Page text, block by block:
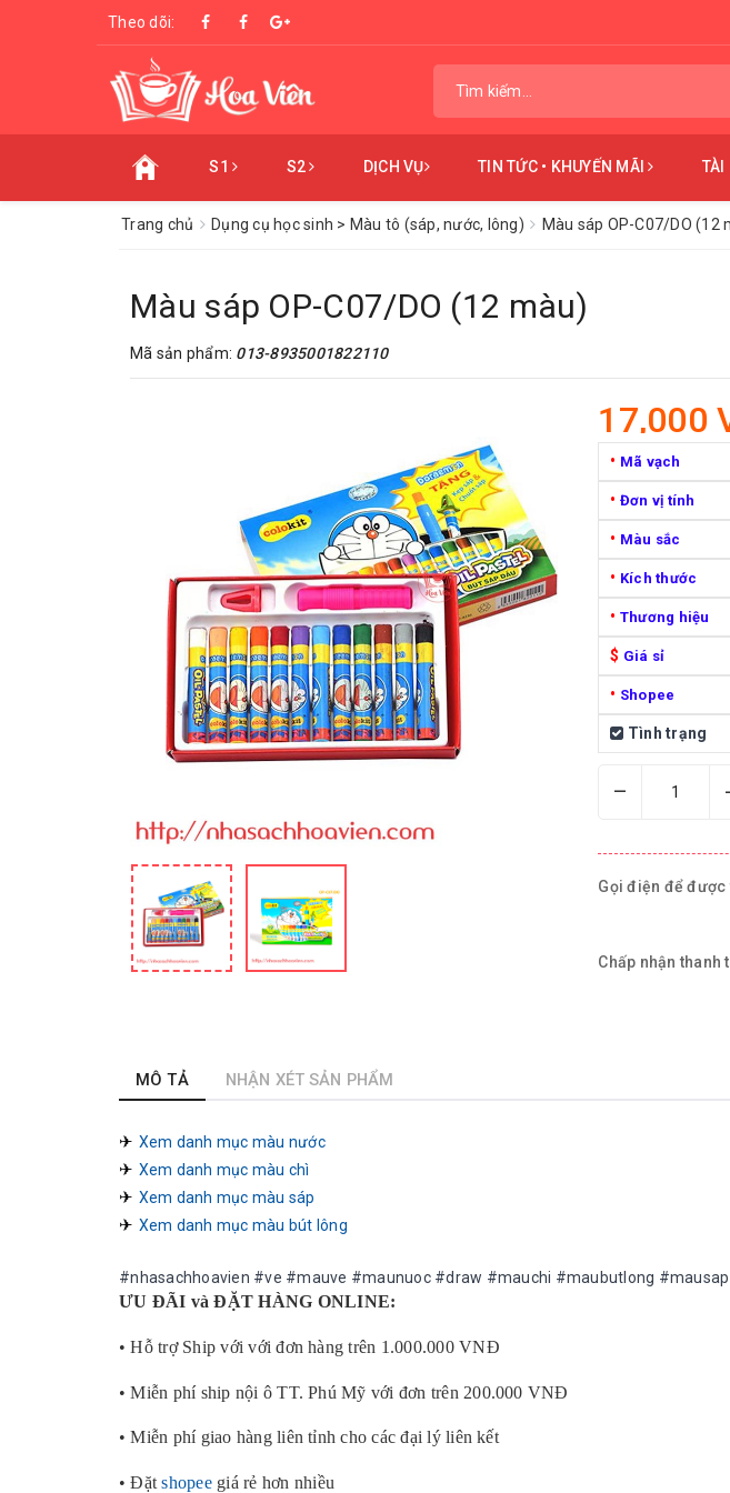
Theo dõi:
S1 S2 DỊCH VỤ TIN TỨC • KHUYẾN MÃI TÀI
Trang chủ Dụng cụ học sinh > Màu tô (sáp, nước, lông) Màu sáp OP-C07/DO (12
Màu sáp OP-C07/DO (12 màu)
Mã sản phẩm: 013-8935001822110
17,000
• Mã vạch
• Đơn vị tính
• Màu sắc
• Kích thước
• Thương hiệu
$ Giá sỉ
• Shopee
Tình trạng
–
Gọi điện để được
Chấp nhận thanh
MÔ TẢ NHẬN XÉT SẢN PHẨM
✈︎ Xem danh mục màu nước
✈︎ Xem danh mục màu chì
✈︎ Xem danh mục màu sáp
✈︎ Xem danh mục màu bút lông
#nhasachhoavien #ve #mauve #maunuoc #draw #mauchi #maubutlong
ƯU ĐÃI và ĐẶT HÀNG ONLINE:
• Hỗ trợ Ship với với đơn hàng trên 1.000.000 VNĐ
• Miễn phí ship nội ô TT. Phú Mỹ với đơn trên 200.000 VNĐ
• Miễn phí giao hàng liên tỉnh cho các đại lý liên kết
• Đặtshopeegiá rẻ hơn nhiều